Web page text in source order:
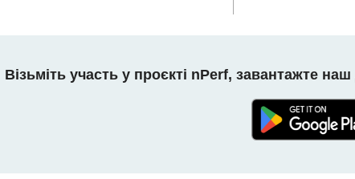
Візьміть участь у проєкті nPerf, завантажте